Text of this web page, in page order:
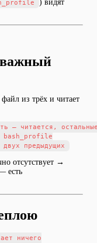
) видят
файл из трёх и читает
читается, остальные
отсутствует →
есть
ничего